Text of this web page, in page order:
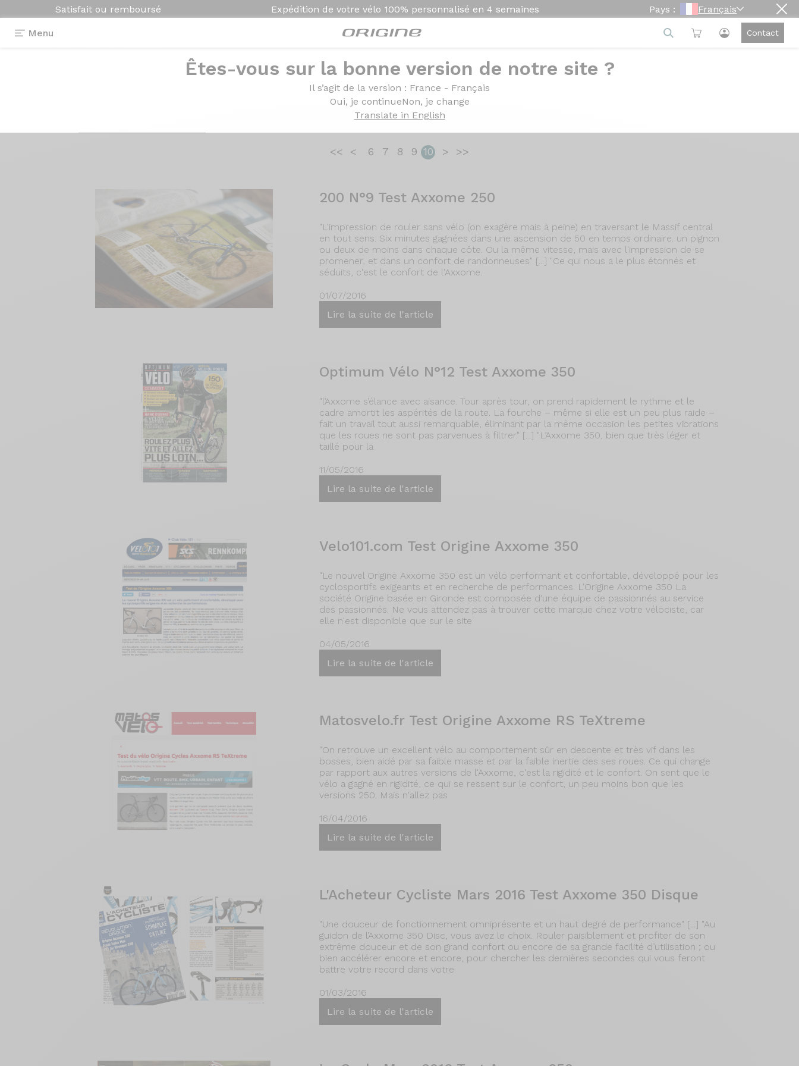
Satisfait ou remboursé Expédition de votre vélo 100% personnalisé en 4 semaines Pays : Français
Menu Contact
Êtes-vous sur la bonne version de notre site ?
Il s’agit de la version : France - Français
Oui, je continueNon, je change
Translate in English
de route Origine dans la presse
<< < 6 7 8 9 10 > >>
200 N°9 Test Axxome 250
"L'impression de rouler sans vélo (on exagère mais à peine) en traversant le Massif central
en tout sens. Six minutes gagnées dans une ascension de 50 en temps ordinaire. un pignon
ou deux de moins dans chaque côte. Ou la même vitesse, mais avec l'impression de se
promener, et dans un confort de randonneuses" [...] "Ce qui nous a le plus étonnés et
séduits, c'est le confort de l'Axxome.
01/07/2016
Lire la suite de l'article
Optimum Vélo N°12 Test Axxome 350
"l’Axxome s’élance avec aisance. Tour après tour, on prend rapidement le rythme et le
cadre amortit les aspérités de la route. La fourche – même si elle est un peu plus raide –
fait un travail tout aussi remarquable, éliminant par la même occasion les petites vibrations
que les roues ne sont pas parvenues à filtrer." [...] "L’Axxome 350, bien que très léger et
taillé pour la
11/05/2016
Lire la suite de l'article
Velo101.com Test Origine Axxome 350
"Le nouvel Origine Axxome 350 est un vélo performant et confortable, développé pour les
cyclosportifs exigeants et en recherche de performances. L'Origine Axxome 350 La
société Origine basée en Gironde est composée d'une équipe de passionnés au service
des passionnés. Ne vous attendez pas à trouver cette marque chez votre vélociste, car
elle n'est disponible que sur le site
04/05/2016
Lire la suite de l'article
Matosvelo.fr Test Origine Axxome RS TeXtreme
"On retrouve un excellent vélo au comportement sûr en descente et très vif dans les
bosses, bien aidé par sa faible masse et par la faible inertie des ses roues. Ce qui change
par rapport aux autres versions de l'Axxome, c'est la rigidité et le confort. On sent que le
vélo a gagné en rigidité, ce qui se ressent sur le confort, un peu moins bon que les
versions 250. Mais n'allez pas
16/04/2016
Lire la suite de l'article
L'Acheteur Cycliste Mars 2016 Test Axxome 350 Disque
"Une douceur de fonctionnement omniprésente et un haut degré de performance" [...] "Au
guidon de l’Axxome 350 Disc, vous avez le choix. Rouler paisiblement et profiter de son
extrême douceur et de son grand confort ou encore de sa grande facilité d’utilisation ; ou
bien accélérer encore et encore, pour chercher les dernières secondes qui vous feront
battre votre record dans votre
01/03/2016
Lire la suite de l'article